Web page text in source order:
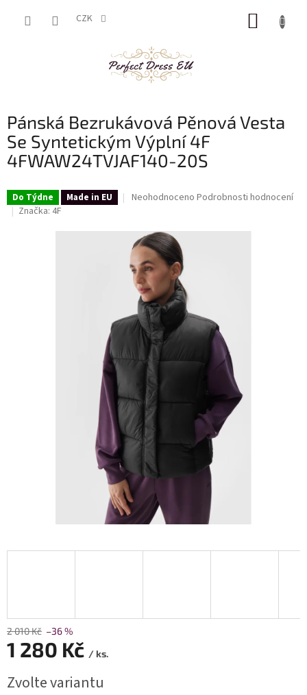
CZK
Pánská Bezrukávová Pěnová Vesta
Se Syntetickým Výplní 4F
4FWAW24TVJAF140-20S
Do Týdne Made in EU
Průměrné
je
0,0
z
5
hvězdiček.
Neohodnoceno Podrobnosti hodnocení
Značka: 4F
2 010 Kč –36 %
1 280 Kč / ks.
cena:
Zvolte variantu